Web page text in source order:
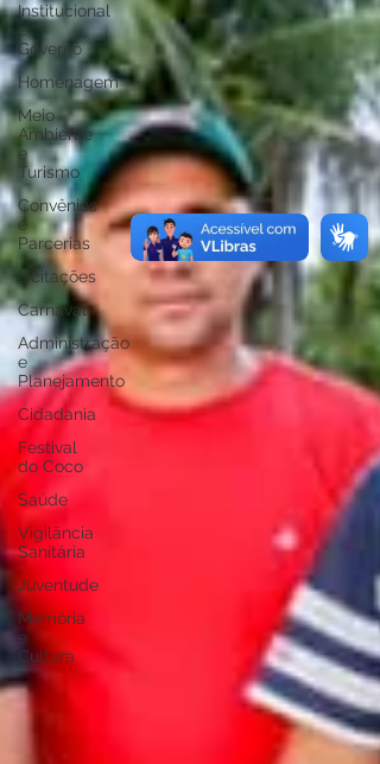
Institucional
e
Governo
Homenagem
Meio
Ambiente
e
Turismo
Convênios
e
Parcerias
Licitações
Carnaval
Administração
e
Planejamento
Cidadania
Festival
do Coco
Saúde
Vigilãncia
Sanitária
Juventude
Memória
e
Cultura